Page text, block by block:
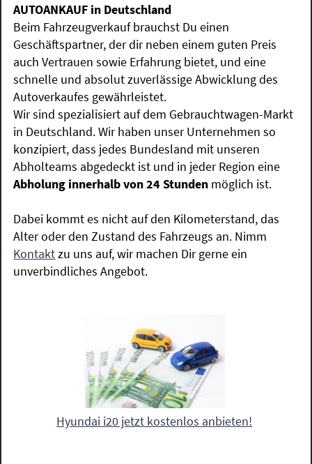
AUTOANKAUF in Deutschland
Beim Fahrzeugverkauf brauchst Du einen
Geschäftspartner, der dir neben einem guten Preis
auch Vertrauen sowie Erfahrung bietet, und eine
schnelle und absolut zuverlässige Abwicklung des
Autoverkaufes gewährleistet.
Wir sind spezialisiert auf dem Gebrauchtwagen-Markt
in Deutschland. Wir haben unser Unternehmen so
konzipiert, dass jedes Bundesland mit unseren
Abholteams abgedeckt ist und in jeder Region eine
Abholung innerhalb von 24 Stunden möglich ist.
Dabei kommt es nicht auf den Kilometerstand, das
Alter oder den Zustand des Fahrzeugs an. Nimm
Kontaktzu uns auf, wir machen Dir gerne ein
unverbindliches Angebot.
Hyundai i20 jetzt kostenlos anbieten!